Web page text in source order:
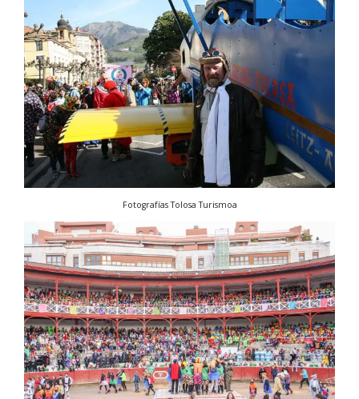
Fotografías Tolosa Turismoa